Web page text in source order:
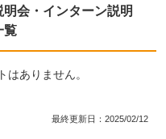
会・インターン説明
覧
はありません。
最終更新日：2025/02/12